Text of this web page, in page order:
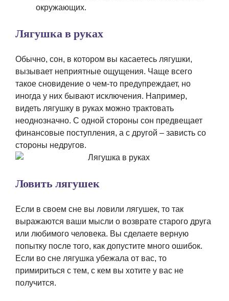
окружающих.
Лягушка в руках
Обычно, сон, в котором вы касаетесь лягушки,
вызывает неприятные ощущения. Чаще всего
такое сновидение о чем-то предупреждает, но
иногда у них бывают исключения. Например,
видеть лягушку в руках можно трактовать
неоднозначно. С одной стороны сон предвещает
финансовые поступления, а с другой – зависть со
стороны недругов.
Ловить лягушек
Если в своем сне вы ловили лягушек, то так
выражаются ваши мысли о возврате старого друга
или любимого человека. Вы сделаете верную
попытку после того, как допустите много ошибок.
Если во сне лягушка убежала от вас, то
примириться с тем, с кем вы хотите у вас не
получится.